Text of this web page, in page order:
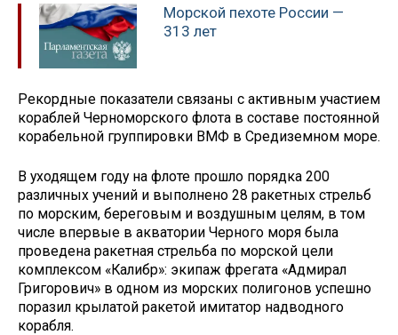
Морской пехоте России —
313 лет
Рекордные показатели связаны с активным участием
кораблей Черноморского флота в составе постоянной
корабельной группировки ВМФ в Средиземном море.
В уходящем году на флоте прошло порядка 200
различных учений и выполнено 28 ракетных стрельб
по морским, береговым и воздушным целям, в том
числе впервые в акватории Черного моря была
проведена ракетная стрельба по морской цели
комплексом «Калибр»: экипаж фрегата «Адмирал
Григорович» в одном из морских полигонов успешно
поразил крылатой ракетой имитатор надводного
корабля.